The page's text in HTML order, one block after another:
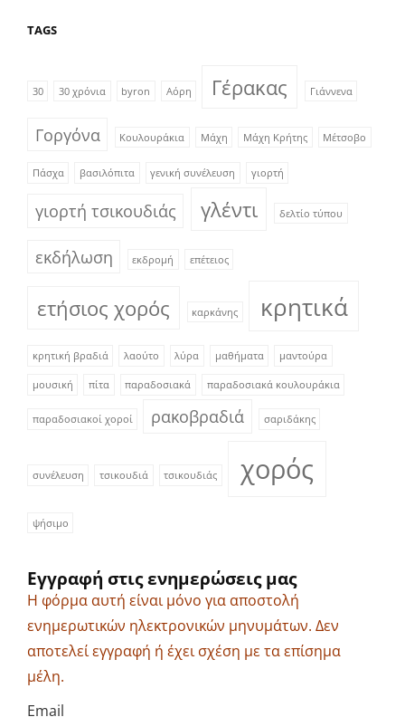
TAGS
30 30 χρόνια byron Αόρη Γέρακας Γιάννενα
Γοργόνα Κουλουράκια Μάχη Μάχη Κρήτης Μέτσοβο
Πάσχα βασιλόπιτα γενική συνέλευση γιορτή
γιορτή τσικουδιάς γλέντι δελτίο τύπου
εκδήλωση εκδρομή επέτειος
ετήσιος χορός καρκάνης κρητικά
κρητική βραδιά λαούτο λύρα μαθήματα μαντούρα
μουσική πίτα παραδοσιακά παραδοσιακά κουλουράκια
παραδοσιακοί χοροί ρακοβραδιά σαριδάκης
συνέλευση τσικουδιά τσικουδιάς χορός
ψήσιμο
Εγγραφή στις ενημερώσεις μας
Η φόρμα αυτή είναι μόνο για αποστολή
ενημερωτικών ηλεκτρονικών μηνυμάτων. Δεν
αποτελεί εγγραφή ή έχει σχέση με τα επίσημα
μέλη.
Email